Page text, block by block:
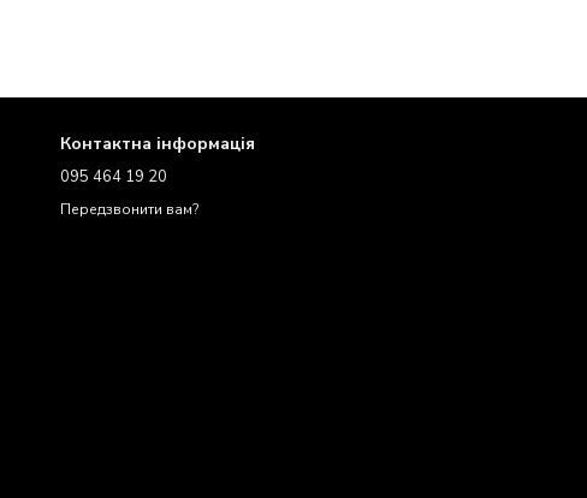
Контактна інформація
095 464 19 20
Передзвонити вам?